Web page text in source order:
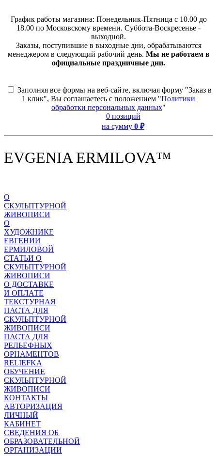
График работы магазина: Понедельник-Пятница с 10.00 до
18.00 по Московскому времени. Суббота-Воскресенье -
выходной.
Заказы, поступившие в выходные дни, обрабатываются
менеджером в следующий рабочий день. Мы не работаем в
официальные праздничные дни.
Заполняя все формы на веб-сайте, включая форму "Заказ в
1 клик", Вы соглашаетесь с положением "Политики
обработки персональных данных"
0 позиций
на сумму 0 ₽
EVGENIA ERMILOVA™
О
СКУЛЬПТУРНОЙ
ЖИВОПИСИ
О
ХУДОЖНИКЕ
ЕВГЕНИИ
ЕРМИЛОВОЙ
СТАТЬИ О
СКУЛЬПТУРНОЙ
ЖИВОПИСИ
О ДОСТАВКЕ
И ОПЛАТЕ
ТЕКСТУРНАЯ
ПАСТА ДЛЯ
СКУЛЬПТУРНОЙ
ЖИВОПИСИ
ПАСТА ДЛЯ
РЕЛЬЕФНЫХ
ОРНАМЕНТОВ
RELIEFKA
ОБУЧЕНИЕ
СКУЛЬПТУРНОЙ
ЖИВОПИСИ
КОНТАКТЫ
АВТОРИЗАЦИЯ
ЛИЧНЫЙ
КАБИНЕТ
СВЕДЕНИЯ ОБ
ОБРАЗОВАТЕЛЬНОЙ
ОРГАНИЗАЦИИ